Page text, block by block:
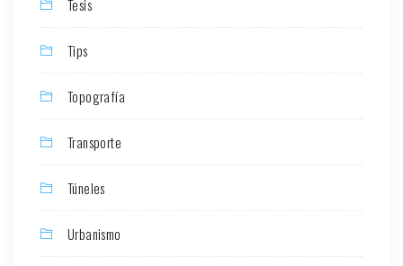
Tesis
Tips
Topografía
Transporte
Túneles
Urbanismo